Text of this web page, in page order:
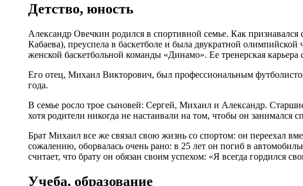
Детство, юность
Александр Овечкин родился в спортивной семье. Как
Кабаева), преуспела в баскетболе и была двукратной
женской баскетбольной команды «Динамо». Ее тренерская
Его отец, Михаил Викторович, был профессиональным
года.
В семье росло трое сыновей: Сергей, Михаил и Александр.
хотя родители никогда не настаивали на том, чтобы он занимался
Брат Михаил все же связал свою жизнь со спортом: он переехал
сожалению, оборвалась очень рано: в 25 лет он погиб в
считает, что брату он обязан своим успехом: «Я всегда гордился
Учеба, образование